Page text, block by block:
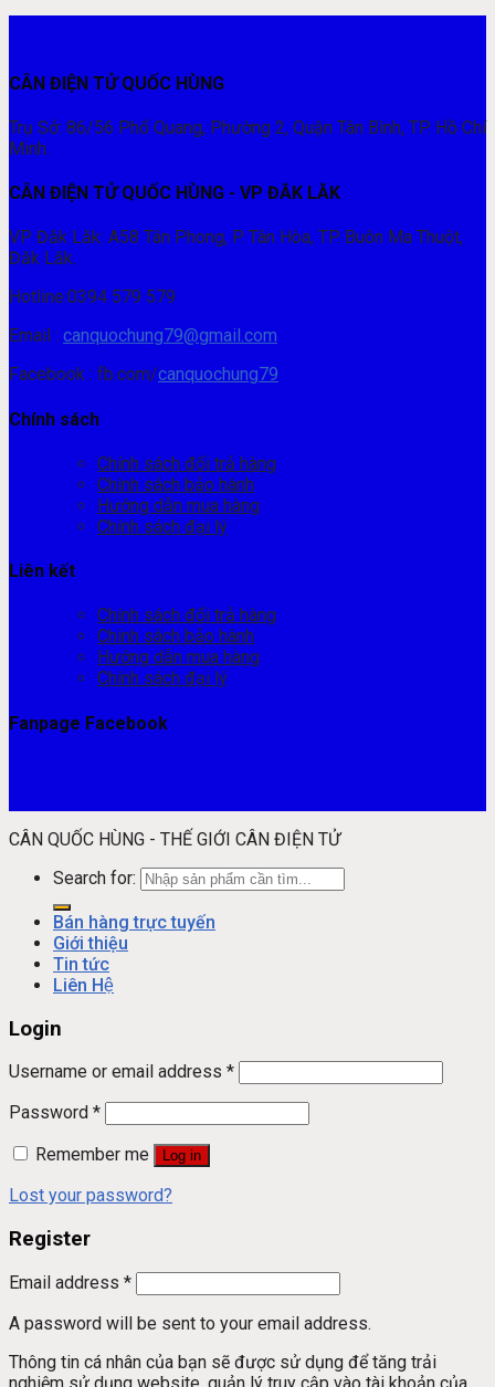
CÂN ĐIỆN TỬ QUỐC HÙNG
Trụ Sở: 86/56 Phổ Quang, Phường 2, Quận Tân Bình, TP. Hồ Chí
Minh.
CÂN ĐIỆN TỬ QUỐC HÙNG - VP ĐĂK LĂK
VP Đăk Lăk: A58 Tân Phong, P. Tân Hòa, TP. Buôn Ma Thuột,
Đăk Lăk.
Hotline:0394 579 579
Email : canquochung79@gmail.com
Facebook : fb.com/canquochung79
Chính sách
Chính sách đổi trả hàng
Chính sách bảo hành
Hướng dẫn mua hàng
Chính sách đại lý
Liên kết
Chính sách đổi trả hàng
Chính sách bảo hành
Hướng dẫn mua hàng
Chính sách đại lý
Fanpage Facebook
CÂN QUỐC HÙNG - THẾ GIỚI CÂN ĐIỆN TỬ
Search for:
Bán hàng trực tuyến
Giới thiệu
Tin tức
Liên Hệ
Login
Username or email address *
Password *
Remember me
Log in
Lost your password?
Register
Email address *
A password will be sent to your email address.
Thông tin cá nhân của bạn sẽ được sử dụng để tăng trải